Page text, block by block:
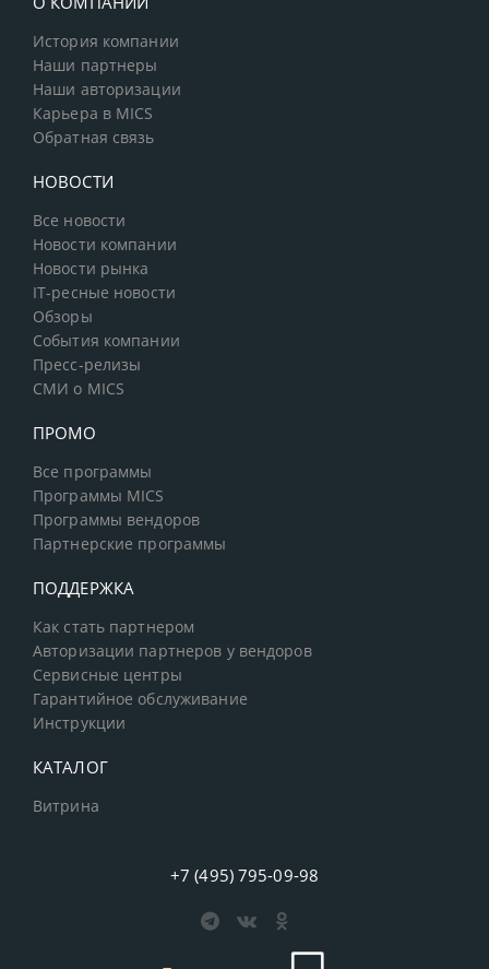
История компании
Наши партнеры
Наши авторизации
Карьера в MICS
Обратная связь
НОВОСТИ
Все новости
Новости компании
Новости рынка
IT-ресные новости
Обзоры
События компании
Пресс-релизы
СМИ о MICS
ПРОМО
Все программы
Программы MICS
Программы вендоров
Партнерские программы
ПОДДЕРЖКА
Как стать партнером
Авторизации партнеров у вендоров
Сервисные центры
Гарантийное обслуживание
Инструкции
КАТАЛОГ
Витрина
+7 (495) 795-09-98